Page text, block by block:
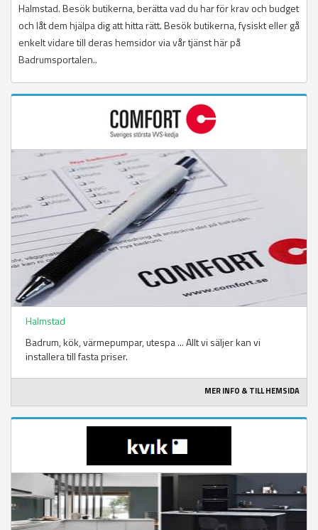
Halmstad. Besök butikerna, berätta vad du har för krav och budget
och låt dem hjälpa dig att hitta rätt. Besök butikerna, fysiskt eller gå
enkelt vidare till deras hemsidor via vår tjänst här på
Badrumsportalen..
Halmstad
Badrum, kök, värmepumpar, utespa ... Allt vi säljer kan vi
installera till fasta priser.
MER INFO & TILL HEMSIDA